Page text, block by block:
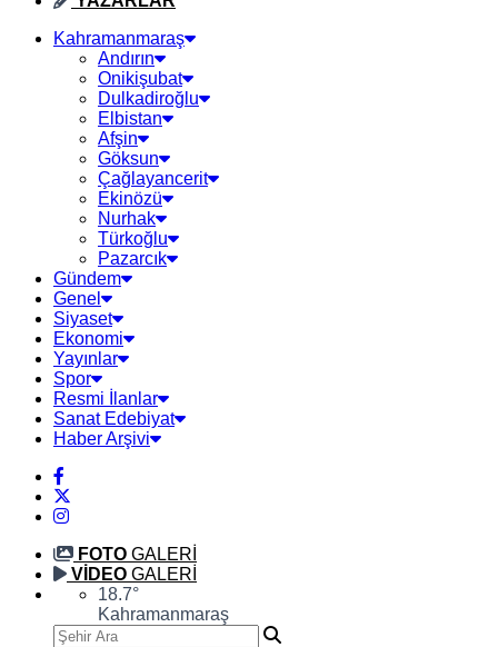
Kahramanmaraş
Andırın
Onikişubat
Dulkadiroğlu
Elbistan
Afşin
Göksun
Çağlayancerit
Ekinözü
Nurhak
Türkoğlu
Pazarcık
Gündem
Genel
Siyaset
Ekonomi
Yayınlar
Spor
Resmi İlanlar
Sanat Edebiyat
Haber Arşivi
FOTO GALERİ
VİDEO GALERİ
18.7°
Kahramanmaraş